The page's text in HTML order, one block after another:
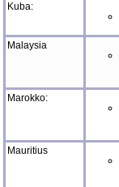
Kuba:
Malaysia
Marokko:
Mauritius